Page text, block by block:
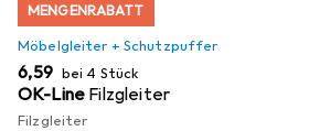
MENGENRABATT
Möbelgleiter + Schutzpuffer
EUR
6,59 bei 4 Stück
OK-Line Filzgleiter
Filzgleiter